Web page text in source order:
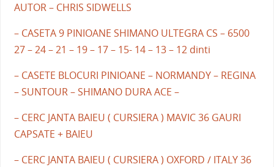
AUTOR – CHRIS SIDWELLS
– CASETA 9 PINIOANE SHIMANO ULTEGRA CS – 6500
27 – 24 – 21 – 19 – 17 – 15- 14 – 13 – 12 dinti
– CASETE BLOCURI PINIOANE – NORMANDY – REGINA
– SUNTOUR – SHIMANO DURA ACE –
– CERC JANTA BAIEU ( CURSIERA ) MAVIC 36 GAURI
CAPSATE + BAIEU
– CERC JANTA BAIEU ( CURSIERA ) OXFORD / ITALY 36